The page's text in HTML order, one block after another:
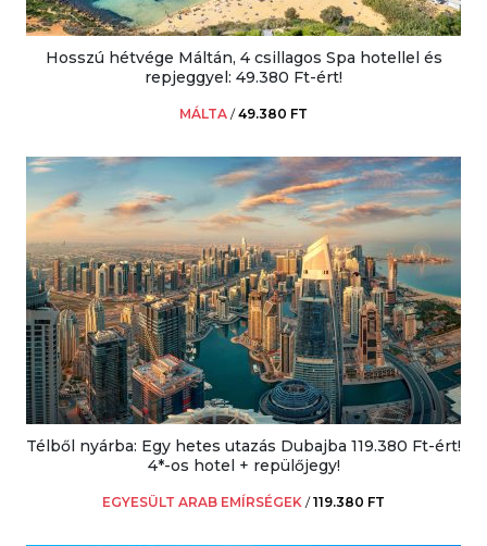
Hosszú hétvége Máltán, 4 csillagos Spa hotellel és
repjeggyel: 49.380 Ft-ért!
MÁLTA /49.380 FT
Télből nyárba: Egy hetes utazás Dubajba 119.380 Ft-ért!
4*-os hotel + repülőjegy!
EGYESÜLT ARAB EMÍRSÉGEK /119.380 FT